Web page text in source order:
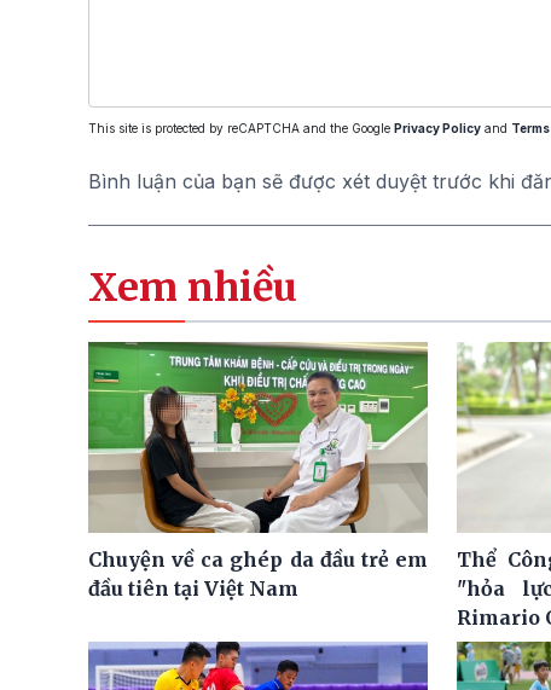
This site is protected by reCAPTCHA and the Google Privacy Policy and
Bình luận của bạn sẽ được xét duyệt trước khi
Xem nhiều
Chuyện về ca ghép da đầu trẻ em
đầu tiên tại Việt Nam
Thể
"hỏa
Rimario